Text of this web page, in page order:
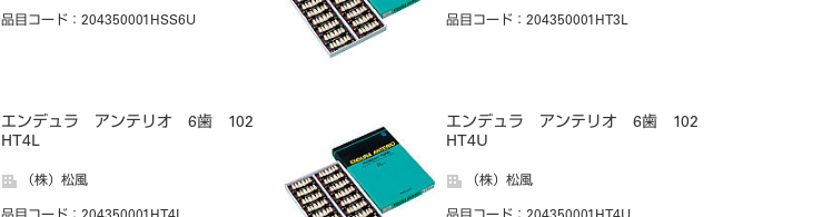
品目コード ：204350001HSS6U 品目コード ：204350001HT3L
エンデュラ アンテリオ 6歯 102
HT4L
（株）松風
エンデュラ アンテリオ 6歯 102
HT4U
（株）松風